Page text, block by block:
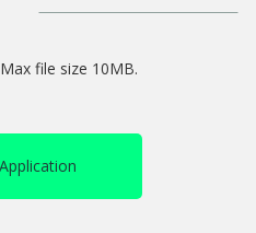
Max file size 10MB.